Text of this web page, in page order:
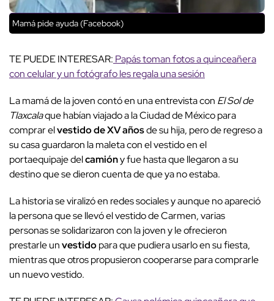
Mamá pide ayuda (Facebook)
TE PUEDE INTERESAR: Papás toman fotos a quinceañera
con celular y un fotógrafo les regala una sesión
La mamá de la joven contó en una entrevista con El Sol de
Tlaxcalaque habían viajado a la Ciudad de México para
comprar elvestido de XV añosde su hija, pero de regreso a
su casa guardaron la maleta con el vestido en el
portaequipaje delcamióny fue hasta que llegaron a su
destino que se dieron cuenta de que ya no estaba.
La historia se viralizó en redes sociales y aunque no apareció
la persona que se llevó el vestido de Carmen, varias
personas se solidarizaron con la joven y le ofrecieron
prestarle unvestidopara que pudiera usarlo en su fiesta,
mientras que otros propusieron cooperarse para comprarle
un nuevo vestido.